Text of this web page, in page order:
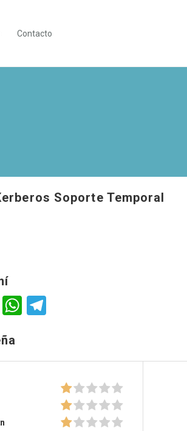
Contacto
Soporte Temporal
Facebook
WhatsApp